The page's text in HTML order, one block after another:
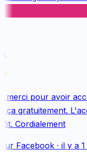
pour avoir
gratuitement.
Cordialement
Facebook· il y a 1